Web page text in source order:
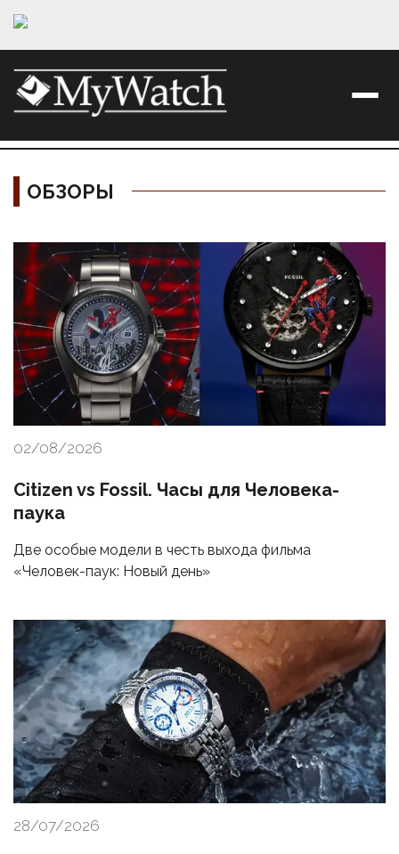
ОБЗОРЫ
Материалы
02/08/2026
Citizen vs Fossil. Часы для Человека-
паука
Две особые модели в честь выхода фильма
«Человек-паук: Новый день»
28/07/2026